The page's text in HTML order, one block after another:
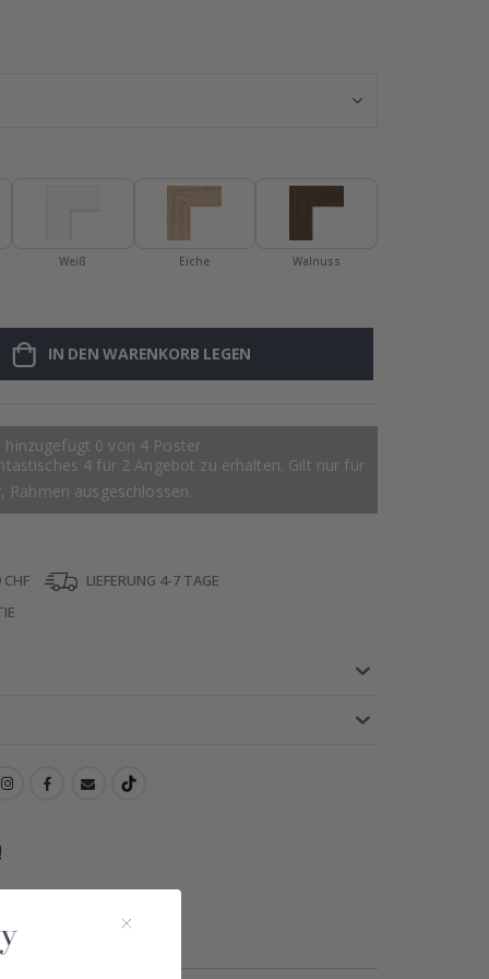
Weiß Eiche Walnuss
IN DEN WARENKORB LEGEN
hinzugefügt 0 von 4 Poster
4 für 2 Angebot zu erhalten. Gilt nur für
Rahmen ausgeschlossen.
LIEFERUNG 4-7 TAGE